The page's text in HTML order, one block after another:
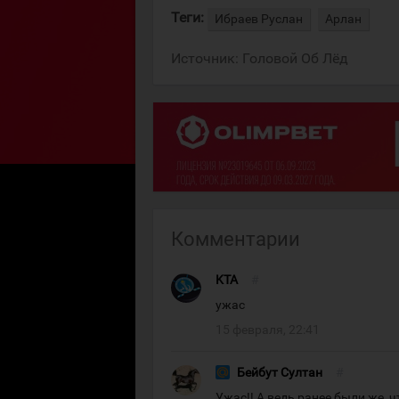
Теги: Ибраев Руслан Арлан
Источник: Головой Об Лёд
Комментарии
KTA
ужас
Бейбут Султан